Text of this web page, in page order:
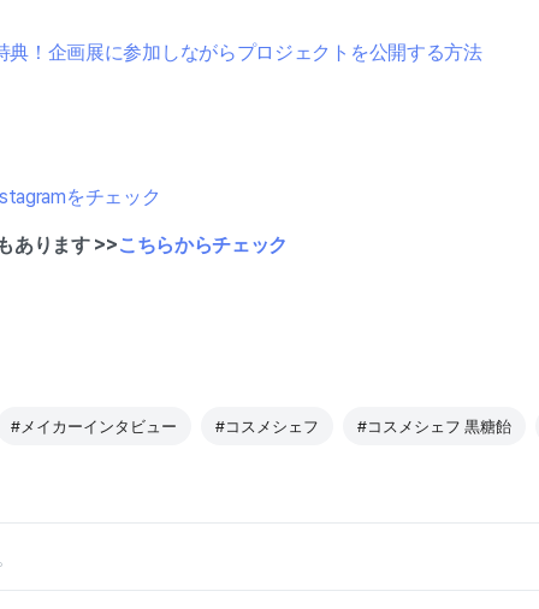
典！企画展に参加しながらプロジェクトを公開する方法
をチェック
あります >>こちらからチェック
#メイカーインタビュー #コスメシェフ #コスメシェフ 黒糖飴